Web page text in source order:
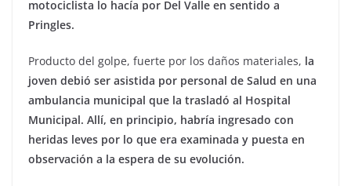
motociclista lo hacía por Del Valle en sentido a
Pringles.
Producto del golpe, fuerte por los daños materiales, la
joven debió ser asistida por personal de Salud en una
ambulancia municipal que la trasladó al Hospital
Municipal. Allí, en principio, habría ingresado con
heridas leves por lo que era examinada y puesta en
observación a la espera de su evolución.